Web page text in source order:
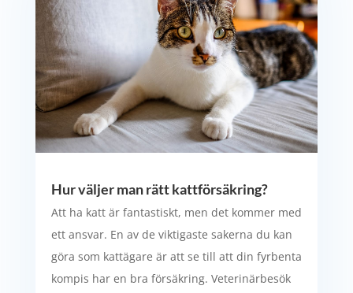
Hur väljer man rätt kattförsäkring?
Att ha katt är fantastiskt, men det kommer med
ett ansvar. En av de viktigaste sakerna du kan
göra som kattägare är att se till att din fyrbenta
kompis har en bra försäkring. Veterinärbesök